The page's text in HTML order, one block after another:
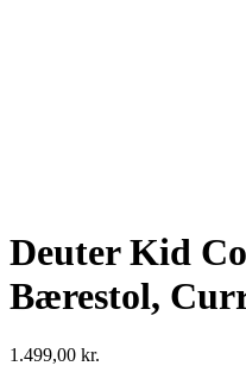
Deuter Kid
Bærestol,
1.499,00 kr.